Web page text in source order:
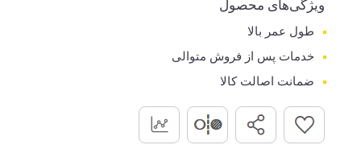
ویژگی‌های محصول
طول عمر بالا
خدمات پس از فروش متوالی
ضمانت اصالت کالا